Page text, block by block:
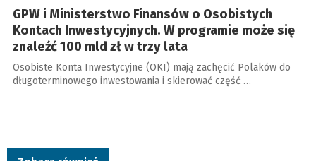
GPW i Ministerstwo Finansów o Osobistych
Kontach Inwestycyjnych. W programie może się
znaleźć 100 mld zł w trzy lata
Osobiste Konta Inwestycyjne (OKI) mają zachęcić Polaków do
długoterminowego inwestowania i skierować część …